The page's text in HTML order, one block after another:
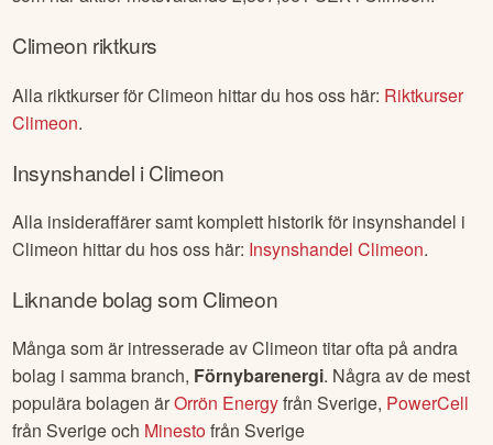
Du hittar alla nuvarande blankningspositioner och historik
Institutionellt ägande – Vilka fonder äger
Climeonhar2stycken svenska fonder på ägarlistan.
som har aktier motsvarande2,597,061SEK iClimeon.
Climeon.
Insynshandel iClimeon